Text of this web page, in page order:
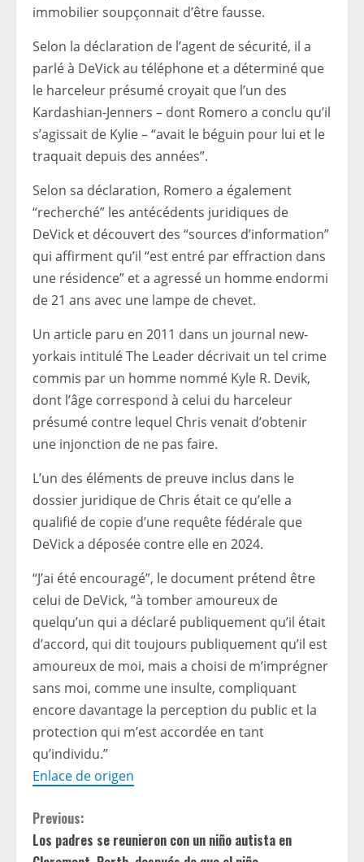
immobilier soupçonnait d’être fausse.
Selon la déclaration de l’agent de sécurité, il a
parlé à DeVick au téléphone et a déterminé que
le harceleur présumé croyait que l’un des
Kardashian-Jenners – dont Romero a conclu qu’il
s’agissait de Kylie – “avait le béguin pour lui et le
traquait depuis des années”.
Selon sa déclaration, Romero a également
“recherché” les antécédents juridiques de
DeVick et découvert des “sources d’information”
qui affirment qu’il “est entré par effraction dans
une résidence” et a agressé un homme endormi
de 21 ans avec une lampe de chevet.
Un article paru en 2011 dans un journal new-
yorkais intitulé The Leader décrivait un tel crime
commis par un homme nommé Kyle R. Devik,
dont l’âge correspond à celui du harceleur
présumé contre lequel Chris venait d’obtenir
une injonction de ne pas faire.
L’un des éléments de preuve inclus dans le
dossier juridique de Chris était ce qu’elle a
qualifié de copie d’une requête fédérale que
DeVick a déposée contre elle en 2024.
“J’ai été encouragé”, le document prétend être
celui de DeVick, “à tomber amoureux de
quelqu’un qui a déclaré publiquement qu’il était
d’accord, qui dit toujours publiquement qu’il est
amoureux de moi, mais a choisi de m’imprégner
sans moi, comme une insulte, compliquant
encore davantage la perception du public et la
protection qui m’est accordée en tant
qu’individu.”
Enlace de origen
C
Previous:
Los padres se reunieron con un niño autista en